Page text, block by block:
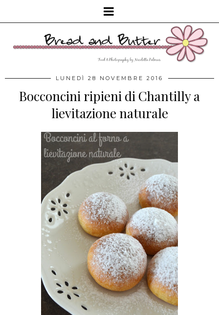
LUNEDÌ 28 NOVEMBRE 2016
Bocconcini ripieni di Chantilly a
lievitazione naturale